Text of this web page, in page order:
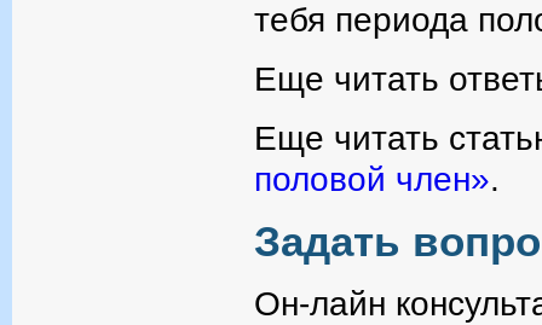
тебя периода
Еще читать
Еще читать
половой член».
Задать
Он-лайн